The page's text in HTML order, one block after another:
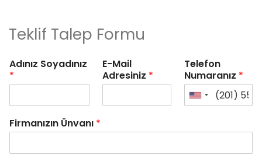
Teklif Talep Formu
Adınız Soyadınız
*
E-Mail
Adresiniz *
Telefon
Numaranız *
Firmanızın Ünvanı *